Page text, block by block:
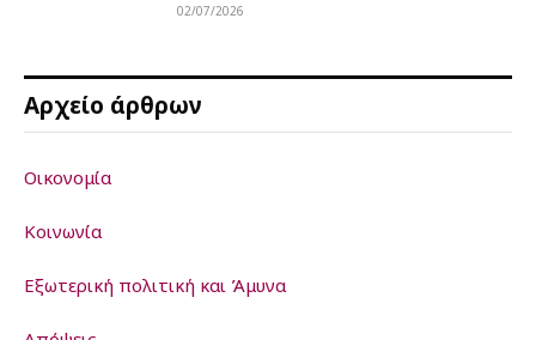
02/07/2026
Αρχείο άρθρων
Οικονομία
Κοινωνία
Εξωτερική πολιτική και Άμυνα